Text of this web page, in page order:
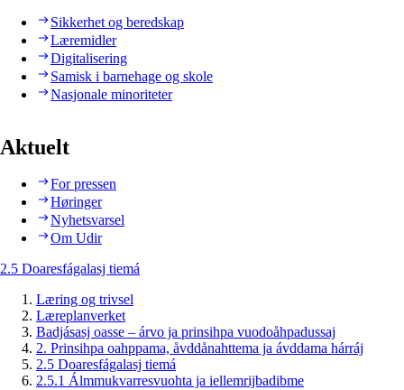
Sikkerhet og beredskap
Læremidler
Digitalisering
Samisk i barnehage og skole
Nasjonale minoriteter
Aktuelt
For pressen
Høringer
Nyhetsvarsel
Om Udir
2.5 Doaresfágalasj tiemá
Læring og trivsel
Læreplanverket
Badjásasj oasse – árvo ja prinsihpa vuodoåhpadussaj
2. Prinsihpa oahppama, åvddånahttema ja ávddama hárráj
2.5 Doaresfágalasj tiemá
2.5.1 Álmmukvarresvuohta ja iellemrijbadibme